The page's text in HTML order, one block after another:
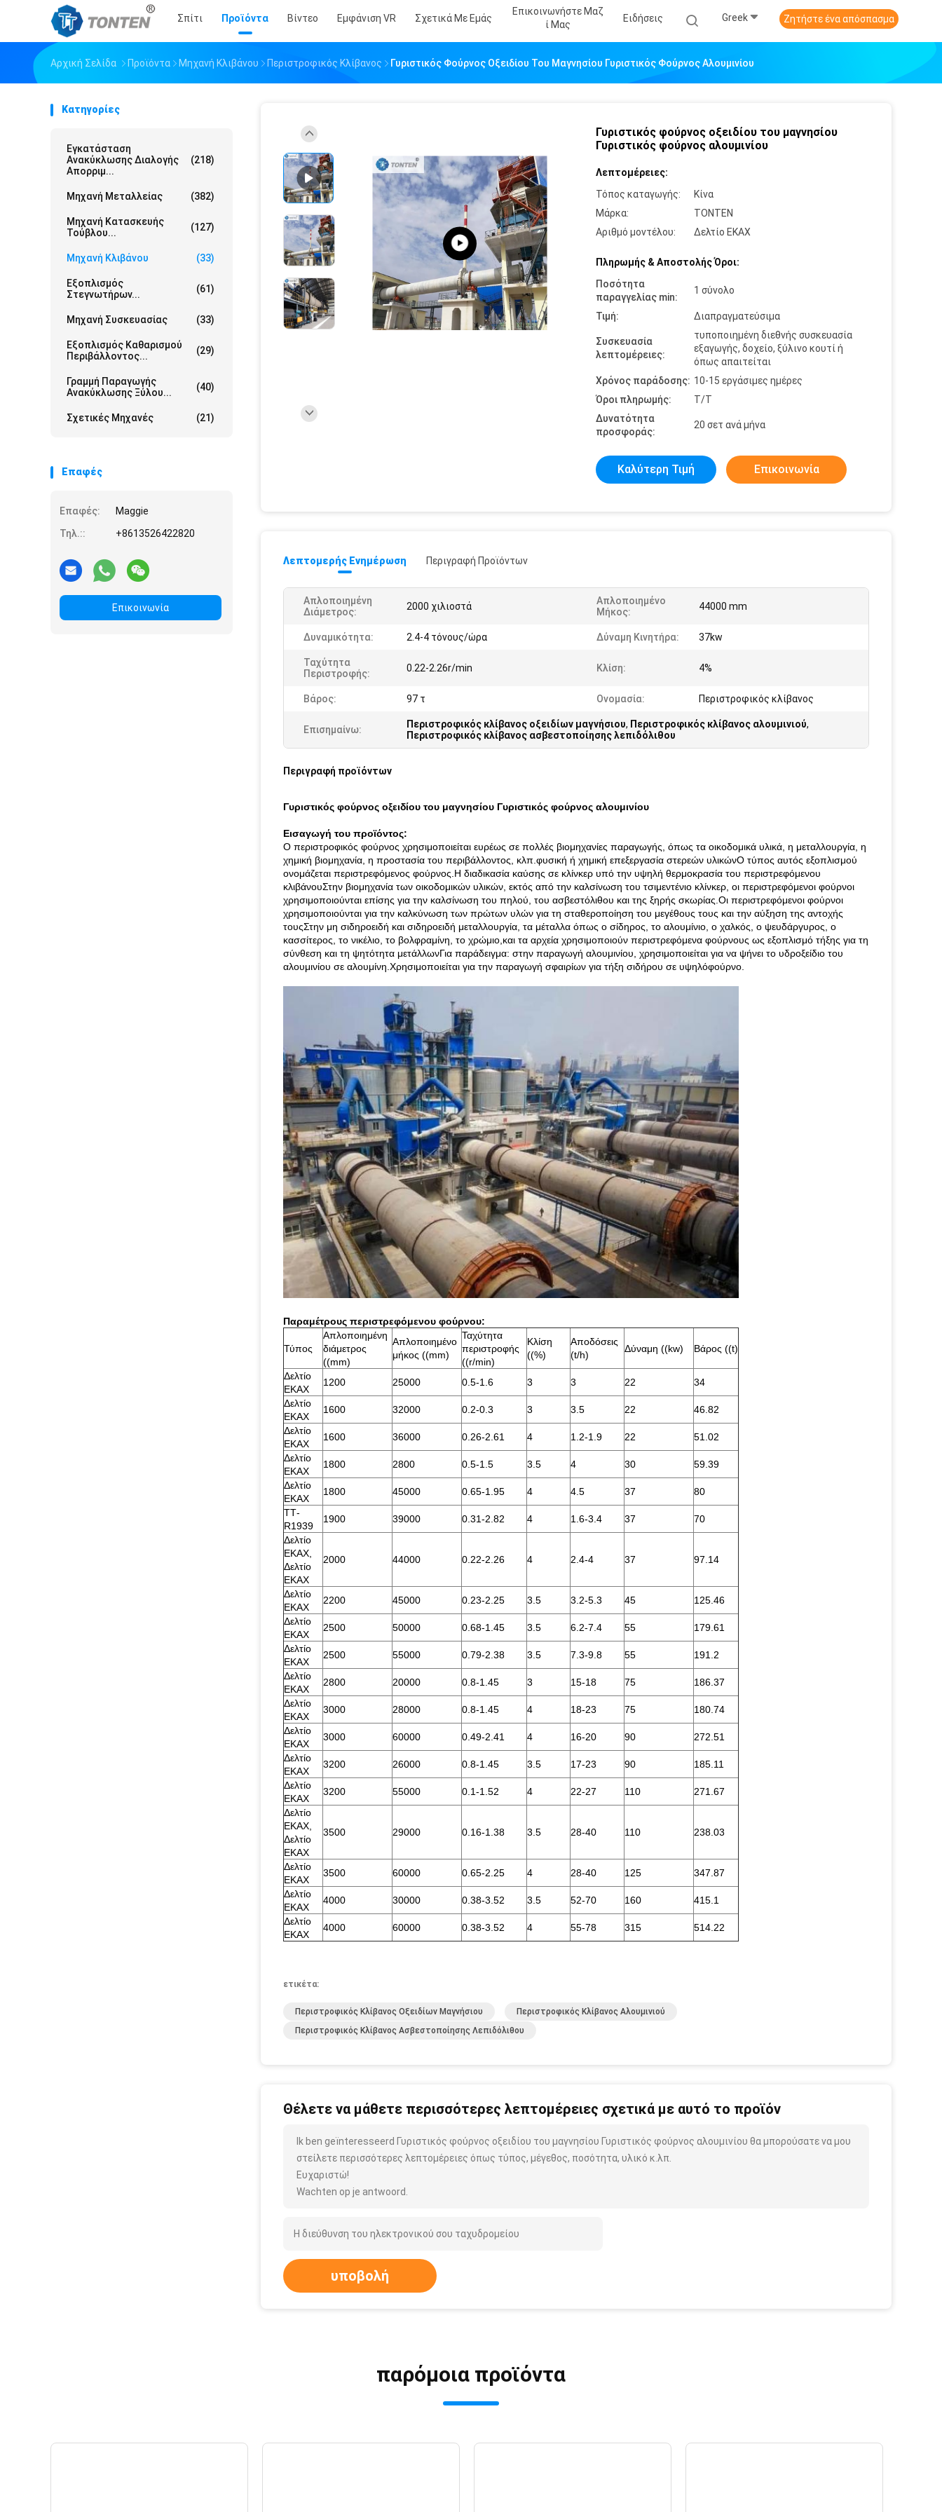
Σπίτι Προϊόντα Βίντεο Εμφάνιση VR Σχετικά Με Εμάς
Επικοινωνήστε Μαζ
Ί Μας
Ειδήσεις Greek Ζητήστε ένα απόσπασμα
Αρχική Σελίδα Προϊόντα Μηχανή Κλιβάνου Περιστροφικός Κλίβανος Γυριστικός Φούρνος Οξειδίου Του Μαγνησίου Γυριστικός Φούρνος Αλουμινίου
Κατηγορίες
Εγκατάσταση
Ανακύκλωσης Διαλογής
Απορριμ...
(218)
Μηχανή Μεταλλείας (382)
Μηχανή Κατασκευής
Τούβλου...
(127)
Μηχανή Κλιβάνου (33)
Εξοπλισμός
Στεγνωτήρων...
(61)
Μηχανή Συσκευασίας (33)
Εξοπλισμός Καθαρισμού
Περιβάλλοντος...
(29)
Γραμμή Παραγωγής
Ανακύκλωσης Ξύλου...
(40)
Σχετικές Μηχανές (21)
Επαφές
Επαφές:
Maggie
Τηλ.::
+8613526422820
Επικοινωνία
Γυριστικός φούρνος οξειδίου του μαγνησίου
Γυριστικός φούρνος αλουμινίου
Λεπτομέρειες:
Τόπος καταγωγής:
Κίνα
Μάρκα:
TONTEN
Αριθμό μοντέλου:
Δελτίο ΕΚΑΧ
Πληρωμής & Αποστολής Όροι:
Ποσότητα
παραγγελίας min:
1 σύνολο
Τιμή: Διαπραγματεύσιμα
Συσκευασία
λεπτομέρειες:
τυποποιημένη διεθνής συσκευασία
εξαγωγής, δοχείο, ξύλινο κουτί ή
όπως απαιτείται
Χρόνος παράδοσης: 10-15 εργάσιμες ημέρες
Όροι πληρωμής:
Τ/Τ
Δυνατότητα
προσφοράς:
20 σετ ανά μήνα
Καλύτερη Τιμή Επικοινωνία
Λεπτομερής Ενημέρωση Περιγραφή Προϊόντων
Απλοποιημένη
Διάμετρος:
2000 χιλιοστά
Απλοποιημένο
Μήκος:
44000 mm
Δυναμικότητα: 2.4-4 τόνους/ώρα Δύναμη Κινητήρα: 37kw
Ταχύτητα
Περιστροφής:
0.22-2.26r/min Κλίση: 4%
Βάρος: 97 τ Ονομασία: Περιστροφικός κλίβανος
Επισημαίνω: Περιστροφικός κλίβανος οξειδίων μαγνήσιου, Περιστροφικός κλίβανος αλουμινιού,
Περιστροφικός κλίβανος ασβεστοποίησης λεπιδόλιθου
Περιγραφή προϊόντων
Γυριστικός φούρνος οξειδίου του μαγνησίου Γυριστικός φούρνος αλουμινίου
Εισαγωγή του προϊόντος:
Ο περιστροφικός φούρνος χρησιμοποιείται ευρέως σε πολλές βιομηχανίες παραγωγής, όπως τα οικοδομικά υλικά, η μεταλλουργία, η
χημική βιομηχανία, η προστασία του περιβάλλοντος, κλπ.φυσική ή χημική επεξεργασία στερεών υλικώνΟ τύπος αυτός εξοπλισμού
ονομάζεται περιστρεφόμενος φούρνος.Η διαδικασία καύσης σε κλίνκερ υπό την υψηλή θερμοκρασία του περιστρεφόμενου
κλιβάνουΣτην βιομηχανία των οικοδομικών υλικών, εκτός από την καλσίνωση του τσιμεντένιο κλίνκερ, οι περιστρεφόμενοι φούρνοι
χρησιμοποιούνται επίσης για την καλσίνωση του πηλού, του ασβεστόλιθου και της ξηρής σκωρίας.Οι περιστρεφόμενοι φούρνοι
χρησιμοποιούνται για την καλκύνωση των πρώτων υλών για τη σταθεροποίηση του μεγέθους τους και την αύξηση της αντοχής
τουςΣτην μη σιδηροειδή και σιδηροειδή μεταλλουργία, τα μέταλλα όπως ο σίδηρος, το αλουμίνιο, ο χαλκός, ο ψευδάργυρος, ο
κασσίτερος, το νικέλιο, το βολφραμίνη, το χρώμιο,και τα αρχεία χρησιμοποιούν περιστρεφόμενα φούρνους ως εξοπλισμό τήξης για τη
σύνθεση και τη ψητότητα μετάλλωνΓια παράδειγμα: στην παραγωγή αλουμινίου, χρησιμοποιείται για να ψήνει το υδροξείδιο του
αλουμινίου σε αλουμίνη.Χρησιμοποιείται για την παραγωγή σφαιρίων για τήξη σιδήρου σε υψηλόφούρνο.
Παραμέτρους περιστρεφόμενου φούρνου:
Τύπος
Απλοποιημένη
διάμετρος
((mm)
Απλοποιημένο
μήκος ((mm)
Ταχύτητα
περιστροφής
((r/min)
Κλίση
((%)
Αποδόσεις
(t/h)
Δύναμη ((kw) Βάρος ((t)
Δελτίο
ΕΚΑΧ
1200 25000 0.5-1.6 3 3 22
34
Δελτίο
ΕΚΑΧ
1600 32000 0.2-0.3 3 3.5 22
46.82
Δελτίο
ΕΚΑΧ
1600 36000 0.26-2.61 4 1.2-1.9 22
51.02
Δελτίο
ΕΚΑΧ
1800 2800 0.5-1.5 3.5 4 30
59.39
Δελτίο
ΕΚΑΧ
1800 45000 0.65-1.95 4 4.5 37
80
ΤΤ-
R1939
1900 39000 0.31-2.82 4 1.6-3.4 37
70
Δελτίο
ΕΚΑΧ,
Δελτίο
ΕΚΑΧ
2000 44000 0.22-2.26 4 2.4-4 37 97.14
Δελτίο
ΕΚΑΧ
2200 45000 0.23-2.25 3.5 3.2-5.3 45
125.46
Δελτίο
ΕΚΑΧ
2500 50000 0.68-1.45 3.5 6.2-7.4 55
179.61
Δελτίο
ΕΚΑΧ
2500 55000 0.79-2.38 3.5 7.3-9.8 55
191.2
Δελτίο
ΕΚΑΧ
2800 20000 0.8-1.45 3 15-18 75
186.37
Δελτίο
ΕΚΑΧ
3000 28000 0.8-1.45 4 18-23 75
180.74
Δελτίο
ΕΚΑΧ
3000 60000 0.49-2.41 4 16-20 90
272.51
Δελτίο
ΕΚΑΧ
3200 26000 0.8-1.45 3.5 17-23 90
185.11
Δελτίο
ΕΚΑΧ
3200 55000 0.1-1.52 4 22-27 110
271.67
Δελτίο
ΕΚΑΧ,
Δελτίο
ΕΚΑΧ
3500 29000 0.16-1.38 3.5 28-40 110 238.03
Δελτίο
ΕΚΑΧ
3500 60000 0.65-2.25 4 28-40 125
347.87
Δελτίο
ΕΚΑΧ
4000 30000 0.38-3.52 3.5 52-70 160
415.1
Δελτίο
ΕΚΑΧ
4000 60000 0.38-3.52 4 55-78 315 514.22
ετικέτα:
Περιστροφικός Κλίβανος Οξειδίων Μαγνήσιου
Περιστροφικός Κλίβανος Αλουμινιού
Περιστροφικός Κλίβανος Ασβεστοποίησης Λεπιδόλιθου
Θέλετε να μάθετε περισσότερες λεπτομέρειες σχετικά με αυτό το προϊόν
Ik ben geïnteresseerd Γυριστικός φούρνος οξειδίου του μαγνησίου Γυριστικός φούρνος αλουμινίου θα μπορούσατε να μου
στείλετε περισσότερες λεπτομέρειες όπως τύπος, μέγεθος, ποσότητα, υλικό κ.λπ.
Ευχαριστώ!
Wachten op je antwoord.
υποβολή
παρόμοια προϊόντα